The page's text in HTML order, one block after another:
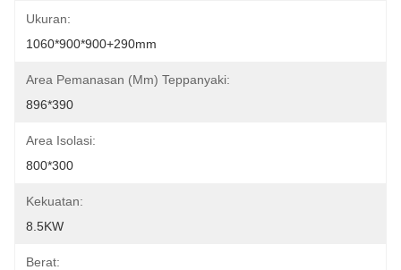
Ukuran:
1060*900*900+290mm
Area Pemanasan (mm) Teppanyaki:
896*390
Area Isolasi:
800*300
Kekuatan:
8.5KW
Berat: